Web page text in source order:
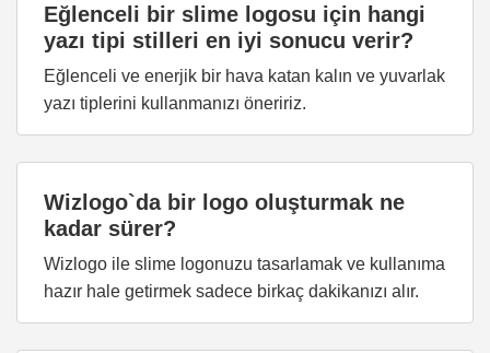
Eğlenceli bir slime logosu için hangi
yazı tipi stilleri en iyi sonucu verir?
Eğlenceli ve enerjik bir hava katan kalın ve yuvarlak
yazı tiplerini kullanmanızı öneririz.
Wizlogo`da bir logo oluşturmak ne
kadar sürer?
Wizlogo ile slime logonuzu tasarlamak ve kullanıma
hazır hale getirmek sadece birkaç dakikanızı alır.